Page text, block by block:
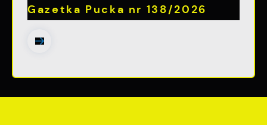
Gazetka Pucka nr 138/2026